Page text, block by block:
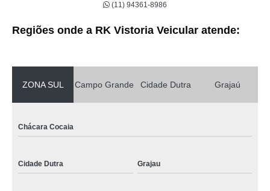
(11) 94361-8986
Regiões onde a RK Vistoria Veicular atende:
ZONA SUL Campo Grande Cidade Dutra Grajaú
Chácara Cocaia
Cidade Dutra Grajau